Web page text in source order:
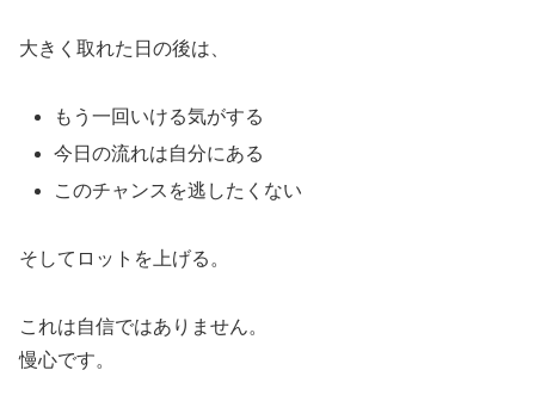
大きく取れた日の後は、
もう一回いける気がする
今日の流れは自分にある
このチャンスを逃したくない
そしてロットを上げる。
これは自信ではありません。
慢心です。